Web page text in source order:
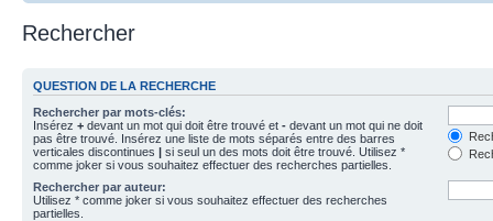
Rechercher
QUESTION DE LA RECHERCHE
Rechercher par mots-clés:
Insérez + devant un mot qui doit être trouvé et - devant un mot qui ne doit
pas être trouvé. Insérez une liste de mots séparés entre des barres
verticales discontinues | si seul un des mots doit être trouvé. Utilisez *
comme joker si vous souhaitez effectuer des recherches partielles.
Rechercher par auteur:
Utilisez * comme joker si vous souhaitez effectuer des recherches
partielles.